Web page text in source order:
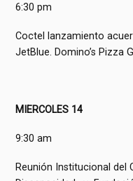
6:30 pm
Coctel lanzamiento
JetBlue. Domino’s Pizza
MIERCOLES 14
9:30 am
Reunión Institucional del